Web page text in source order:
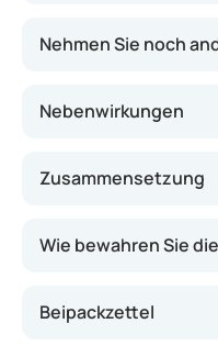
Nehmen Sie noch
Nebenwirkungen
Zusammensetzung
Wie bewahren Sie
Beipackzettel